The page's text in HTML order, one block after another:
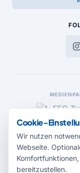
Cookie-
Wir nutzen
Webseite.
bereitzustellen.